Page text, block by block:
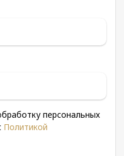
персональных
Политикой